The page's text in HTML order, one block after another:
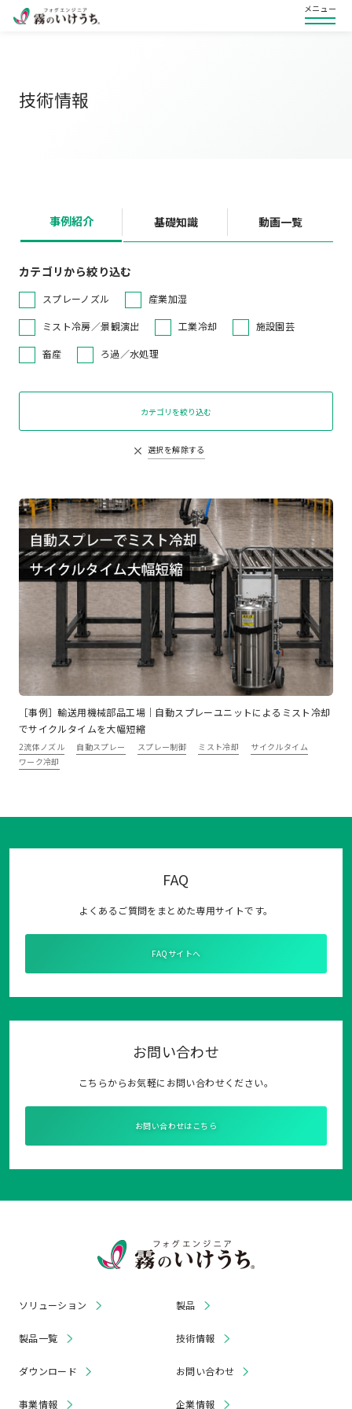
メニュー
技術情報
事例紹介 基礎知識 動画一覧
カテゴリから絞り込む
スプレーノズル 産業加湿
ミスト冷房／景観演出 工業冷却 施設園芸
畜産 ろ過／水処理
カテゴリを絞り込む
選択を解除する
［事例］輸送用機械部品工場｜自動スプレーユニットによるミスト冷却
でサイクルタイムを大幅短縮
2流体ノズル 自動スプレー スプレー制御 ミスト冷却
サイクルタイム
ワーク冷却
FAQ
よくあるご質問をまとめた専用サイトです。
FAQサイトへ
お問い合わせ
こちらからお気軽にお問い合わせください。
お問い合わせはこちら
ソリューション 製品
製品一覧 技術情報
ダウンロード お問い合わせ
事業情報 企業情報